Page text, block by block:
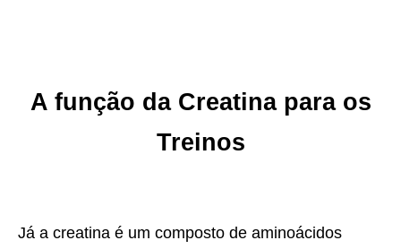
A função da Creatina para os
Treinos
Já a creatina é um composto de aminoácidos